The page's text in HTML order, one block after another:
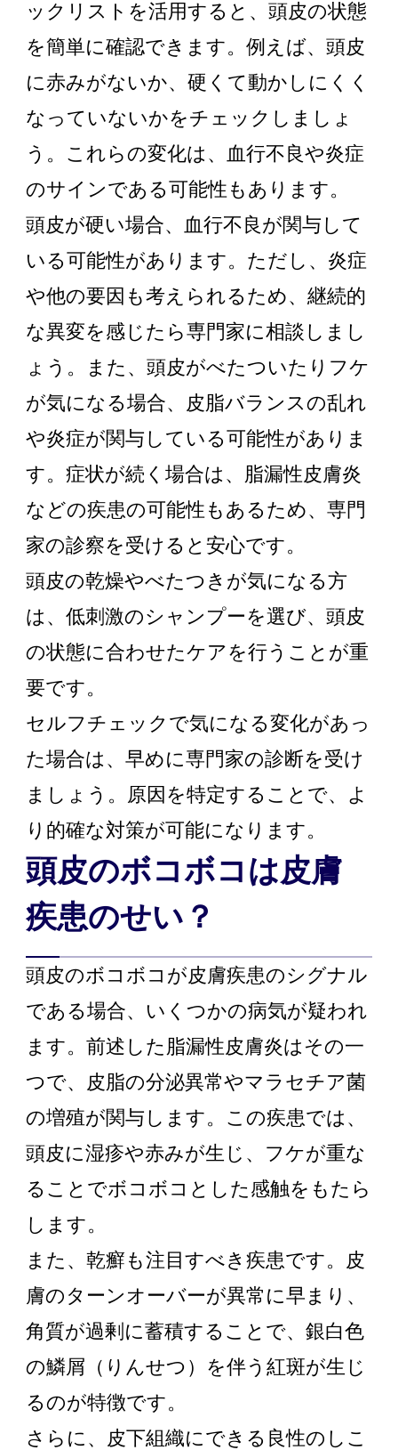
ックリストを活用すると、頭皮の状態
を簡単に確認できます。例えば、頭皮
に赤みがないか、硬くて動かしにくく
なっていないかをチェックしましょ
う。これらの変化は、血行不良や炎症
のサインである可能性もあります。
頭皮が硬い場合、血行不良が関与して
いる可能性があります。ただし、炎症
や他の要因も考えられるため、継続的
な異変を感じたら専門家に相談しまし
ょう。また、頭皮がべたついたりフケ
が気になる場合、皮脂バランスの乱れ
や炎症が関与している可能性がありま
す。症状が続く場合は、脂漏性皮膚炎
などの疾患の可能性もあるため、専門
家の診察を受けると安心です。
頭皮の乾燥やべたつきが気になる方
は、低刺激のシャンプーを選び、頭皮
の状態に合わせたケアを行うことが重
要です。
セルフチェックで気になる変化があっ
た場合は、早めに専門家の診断を受け
ましょう。原因を特定することで、よ
り的確な対策が可能になります。
頭皮のボコボコは皮膚
疾患のせい？
頭皮のボコボコが皮膚疾患のシグナル
である場合、いくつかの病気が疑われ
ます。前述した脂漏性皮膚炎はその一
つで、皮脂の分泌異常やマラセチア菌
の増殖が関与します。この疾患では、
頭皮に湿疹や赤みが生じ、フケが重な
ることでボコボコとした感触をもたら
します。
また、乾癬も注目すべき疾患です。皮
膚のターンオーバーが異常に早まり、
角質が過剰に蓄積することで、銀白色
の鱗屑（りんせつ）を伴う紅斑が生じ
るのが特徴です。
さらに、皮下組織にできる良性のしこ